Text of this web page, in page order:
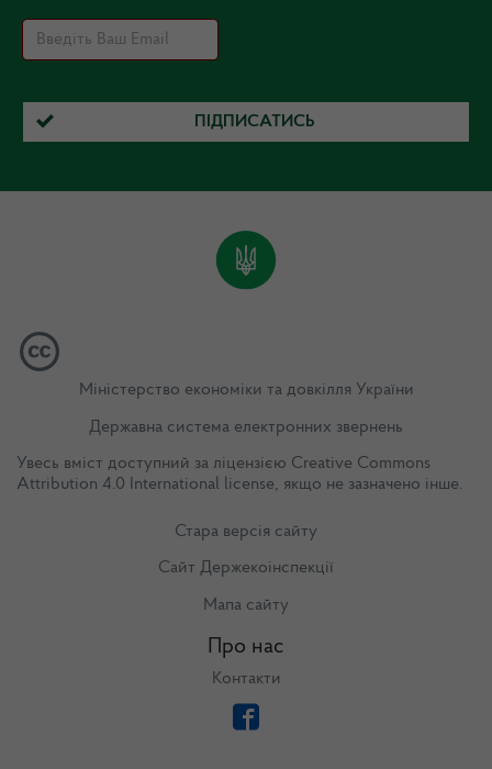
ПІДПИСАТИСЬ
Міністерство економіки та довкілля України
Державна система електронних звернень
Увесь вміст доступний за ліцензією Creative Commons
Attribution 4.0 International license, якщо не зазначено інше.
Стара версія сайту
Сайт Держекоінспекції
Мапа сайту
Про нас
Контакти